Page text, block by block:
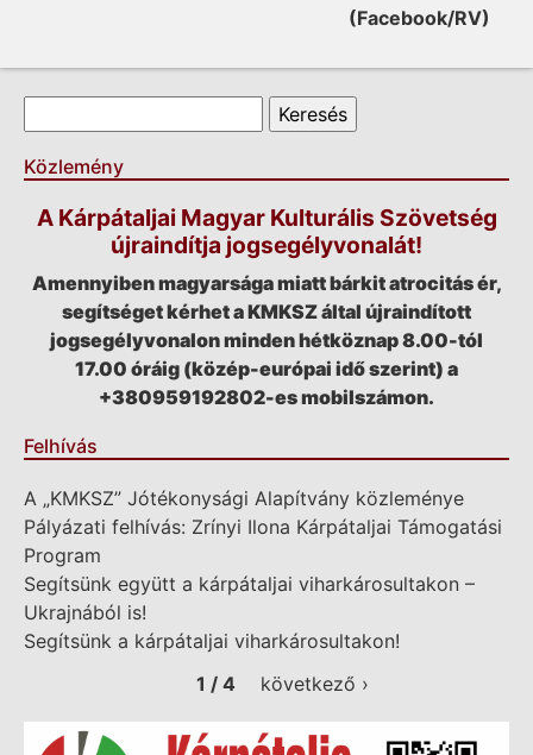
(Facebook/RV)
Keresés űrlap
Közlemény
A Kárpátaljai Magyar Kulturális Szövetség
újraindítja jogsegélyvonalát!
Amennyiben magyarsága miatt bárkit atrocitás ér,
segítséget kérhet a KMKSZ által újraindított
jogsegélyvonalon minden hétköznap 8.00-tól
17.00 óráig (közép-európai idő szerint) a
+380959192802-es mobilszámon.
Felhívás
A „KMKSZ” Jótékonysági Alapítvány közleménye
Pályázati felhívás: Zrínyi Ilona Kárpátaljai Támogatási
Program
Segítsünk együtt a kárpátaljai viharkárosultakon –
Ukrajnából is!
Segítsünk a kárpátaljai viharkárosultakon!
1 / 4
következő ›